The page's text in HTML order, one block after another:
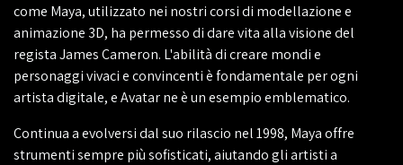
come Maya, utilizzato nei nostri corsi di modellazione e
animazione 3D, ha permesso di dare vita alla visione del
regista James Cameron. L'abilità di creare mondi e
personaggi vivaci e convincenti è fondamentale per ogni
artista digitale, e Avatar ne è un esempio emblematico.
Continua a evolversi dal suo rilascio nel 1998, Maya offre
strumenti sempre più sofisticati, aiutando gli artisti a